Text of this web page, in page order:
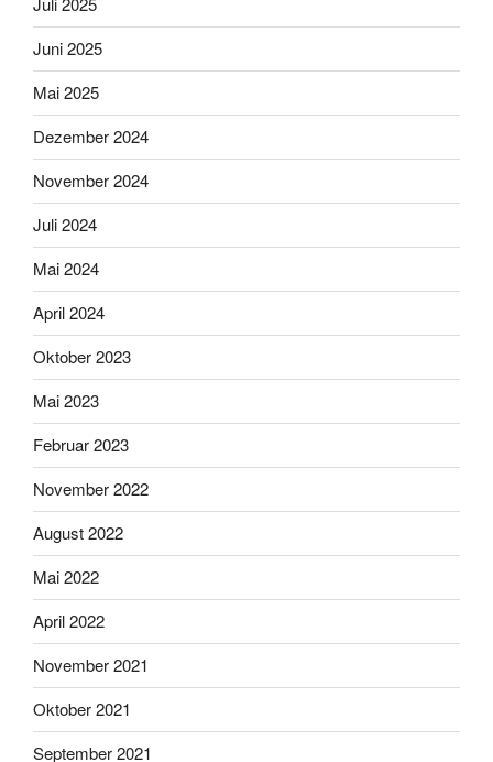
Juni 2025
Mai 2025
Dezember 2024
November 2024
Juli 2024
Mai 2024
April 2024
Oktober 2023
Mai 2023
Februar 2023
November 2022
August 2022
Mai 2022
April 2022
November 2021
Oktober 2021
September 2021